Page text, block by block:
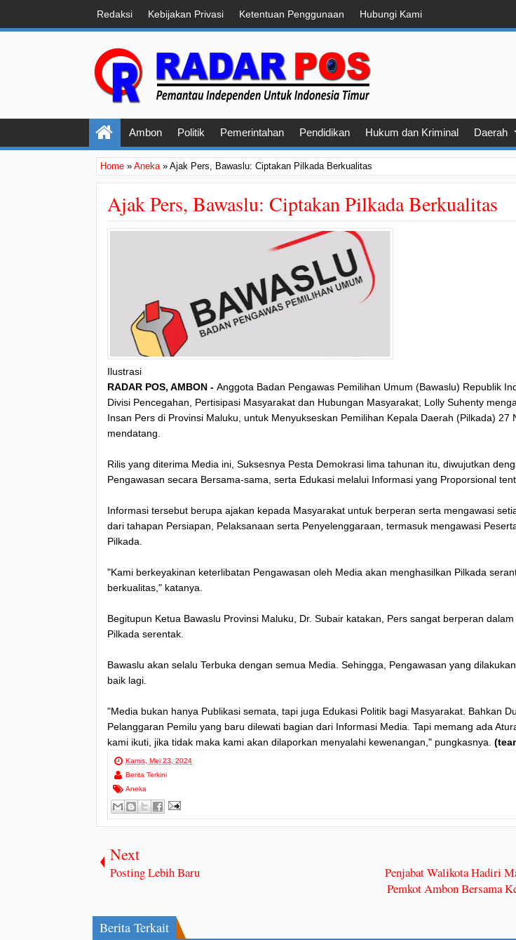
Redaksi Kebijakan Privasi Ketentuan Penggunaan Hubungi Kami
Ambon Politik Pemerintahan Pendidikan Hukum dan Kriminal Daerah
Home » Aneka » Ajak Pers, Bawaslu: Ciptakan Pilkada Berkualitas
Ajak Pers, Bawaslu: Ciptakan Pilkada Berkualitas
Ilustrasi
RADAR POS, AMBON - Anggota Badan Pengawas Pemilihan Umum (Bawaslu) Republik
Divisi Pencegahan, Pertisipasi Masyarakat dan Hubungan Masyarakat, Lolly Suhenty
Insan Pers di Provinsi Maluku, untuk Menyukseskan Pemilihan Kepala Daerah (Pilkada) 27
mendatang.
Rilis yang diterima Media ini, Suksesnya Pesta Demokrasi lima tahunan itu, diwujutkan
Pengawasan secara Bersama-sama, serta Edukasi melalui Informasi yang Proporsional
Informasi tersebut berupa ajakan kepada Masyarakat untuk berperan serta mengawasi
dari tahapan Persiapan, Pelaksanaan serta Penyelenggaraan, termasuk mengawasi
Pilkada.
"Kami berkeyakinan keterlibatan Pengawasan oleh Media akan menghasilkan Pilkada
berkualitas," katanya.
Begitupun Ketua Bawaslu Provinsi Maluku, Dr. Subair katakan, Pers sangat berperan
Pilkada serentak.
Bawaslu akan selalu Terbuka dengan semua Media. Sehingga, Pengawasan yang
baik lagi.
"Media bukan hanya Publikasi semata, tapi juga Edukasi Politik bagi Masyarakat. Bahkan
Pelanggaran Pemilu yang baru dilewati bagian dari Informasi Media. Tapi memang ada
kami ikuti, jika tidak maka kami akan dilaporkan menyalahi kewenangan," pungkasnya.
Kamis, Mei 23, 2024
Berita Terkini
Aneka
Next
Posting Lebih Baru
Penjabat Walikota Hadiri
Pemkot Ambon Bersama
Berita Terkait